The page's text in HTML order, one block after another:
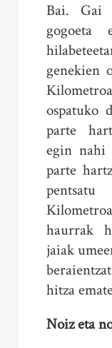
Bai. Gai
gogoeta
genekien
ospatuko
parte
egin nahi
parte
pentsatu
haurrak
jaiak
hitza
Noiz eta